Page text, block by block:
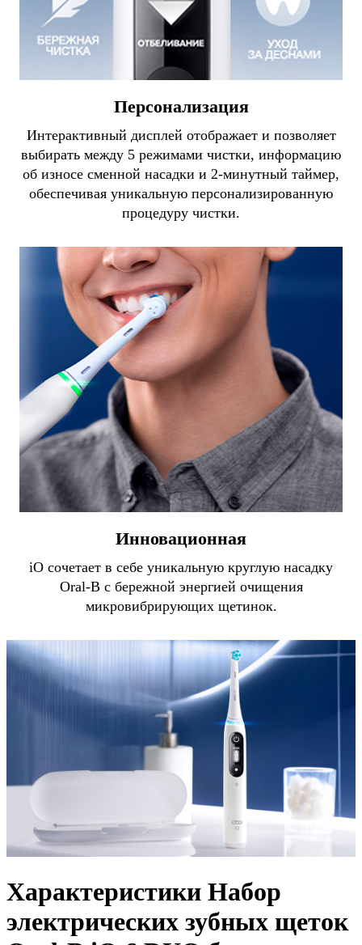
Персонализация
Интерактивный дисплей отображает и позволяет
выбирать между 5 режимами чистки, информацию
об износе сменной насадки и 2-минутный таймер,
обеспечивая уникальную персонализированную
процедуру чистки.
Инновационная
iO сочетает в себе уникальную круглую насадку
Oral-B с бережной энергией очищения
микровибрирующих щетинок.
Характеристики Набор
электрических зубных щеток